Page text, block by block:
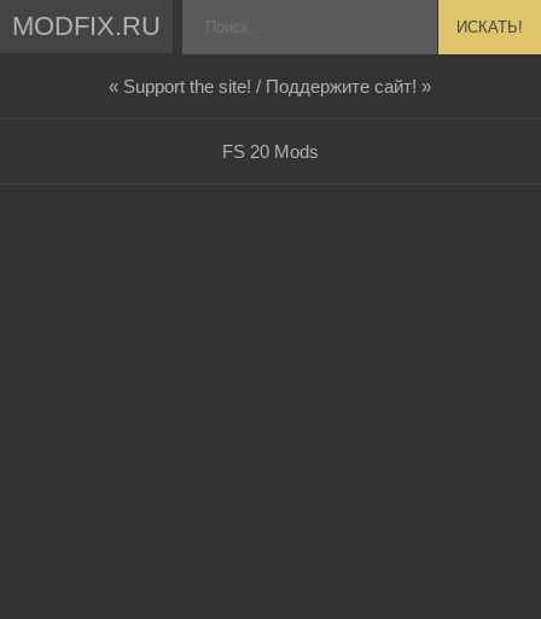
MODFIX.RU ИСКАТЬ!
« Support the site! / Поддержите сайт! »
FS 20 Mods